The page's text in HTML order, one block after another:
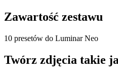
Zawartość zestawu
10 presetów do Luminar Neo
Twórz zdjęcia takie